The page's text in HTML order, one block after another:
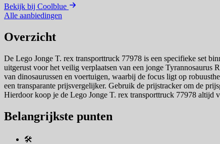
Bekijk bij Coolblue
Alle aanbiedingen
Overzicht
De Lego Jonge T. rex transporttruck 77978 is een specifieke set
uitgerust voor het veilig verplaatsen van een jonge Tyrannosaurus
van dinosaurussen en voertuigen, waarbij de focus ligt op
een transparante prijsvergelijker. Gebruik de prijstracker om de
Hierdoor koop je de Lego Jonge T. rex transporttruck 77978 altijd
Belangrijkste punten
🛠️